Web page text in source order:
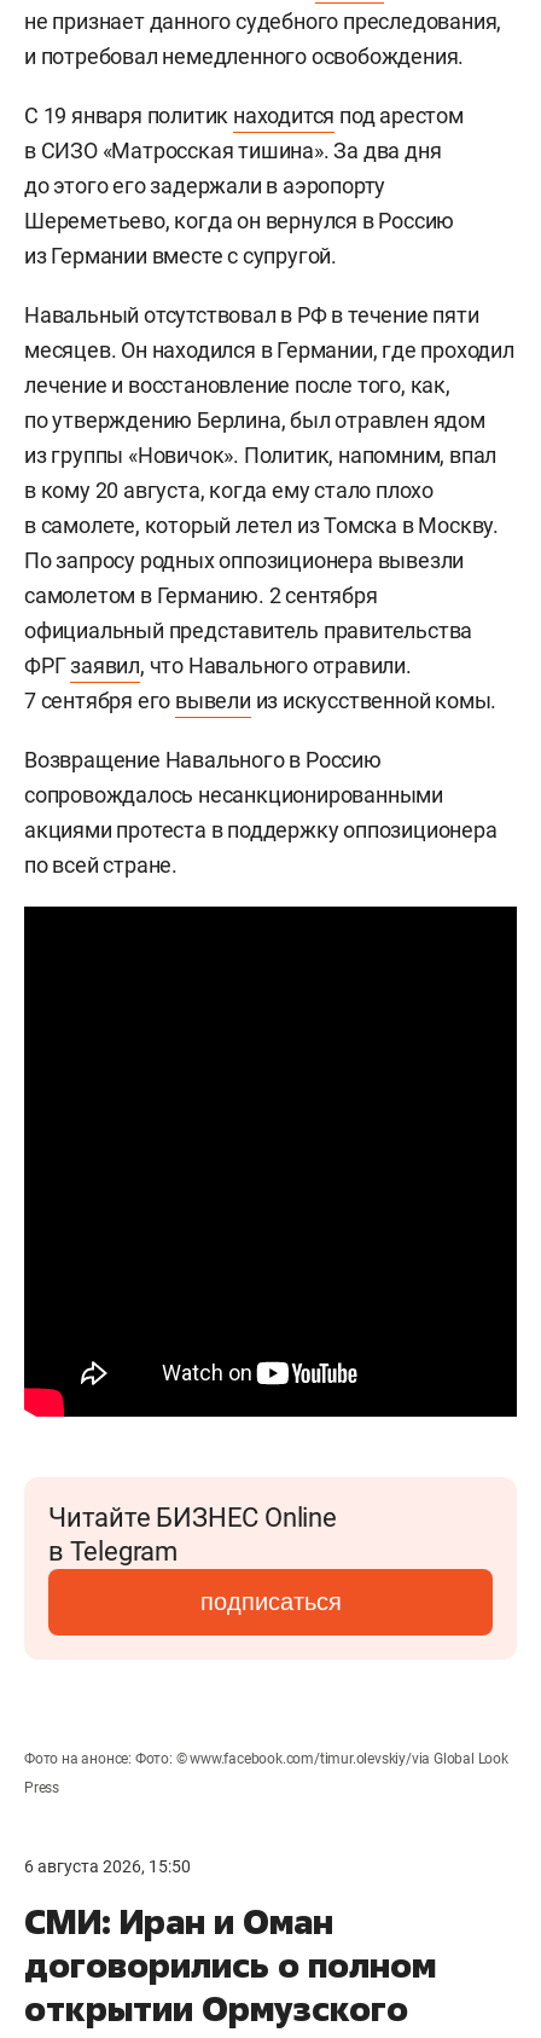
не признает данного судебного преследования,
и потребовал немедленного освобождения.
С 19 января политик находится под арестом
в СИЗО «Матросская тишина». За два дня
до этого его задержали в аэропорту
Шереметьево, когда он вернулся в Россию
из Германии вместе с супругой.
Навальный отсутствовал в РФ в течение пяти
месяцев. Он находился в Германии, где проходил
лечение и восстановление после того, как,
по утверждению Берлина, был отравлен ядом
из группы «Новичок». Политик, напомним, впал
в кому 20 августа, когда ему стало плохо
в самолете, который летел из Томска в Москву.
По запросу родных оппозиционера вывезли
самолетом в Германию. 2 сентября
официальный представитель правительства
ФРГзаявил, что Навального отравили.
7 сентября его вывели из искусственной комы.
Возвращение Навального в Россию
сопровождалось несанкционированными
акциями протеста в поддержку оппозиционера
по всей стране.
Читайте БИЗНЕС Online
в Telegram
подписаться
Фото на анонсе: Фото: © www.facebook.com/timur.olevskiy/via Global Look
Press
6 августа 2026, 15:50
СМИ: Иран и Оман
договорились о полном
открытии Ормузского